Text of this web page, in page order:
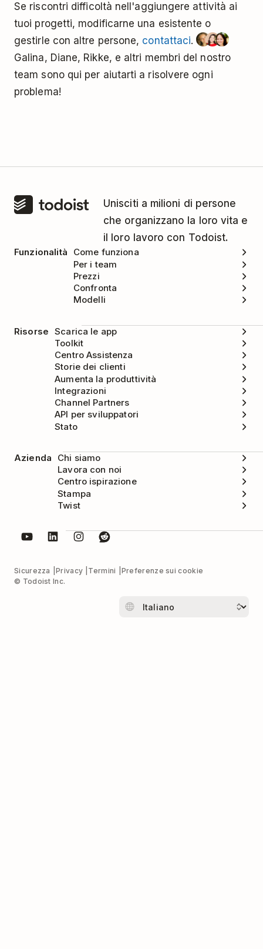
Se riscontri difficoltà nell'aggiungere attività ai
tuoi progetti, modificarne una esistente o
gestirle con altre persone, contattaci.
Galina, Diane, Rikke, e altri membri del nostro
team sono qui per aiutarti a risolvere ogni
problema!
Unisciti a milioni di persone
che organizzano la loro vita e
il loro lavoro con Todoist.
Funzionalità
Come funziona
Per i team
Prezzi
Confronta
Modelli
Risorse Scarica le app
Toolkit
Centro Assistenza
Storie dei clienti
Aumenta la produttività
Integrazioni
Channel Partners
API per sviluppatori
Stato
Azienda
Chi siamo
Lavora con noi
Centro ispirazione
Stampa
Twist
Sicurezza Privacy Termini
Preferenze sui cookie
© Todoist Inc.